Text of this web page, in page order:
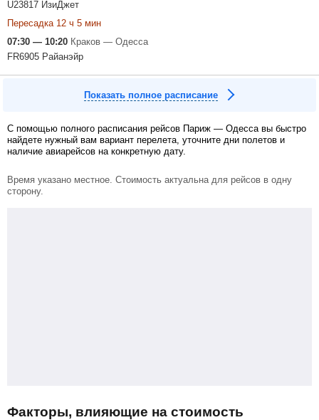
U23817 ИзиДжет
Пересадка 12 ч 5 мин
07:30 — 10:20 Краков — Одесса
FR6905 Райанэйр
Показать полное расписание
С помощью полного расписания рейсов Париж — Одесса вы быстро
найдете нужный вам вариант перелета, уточните дни полетов и
наличие авиарейсов на конкретную дату.
Время указано местное. Стоимость актуальна для рейсов в одну
сторону.
Факторы, влияющие на стоимость